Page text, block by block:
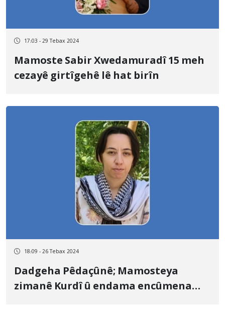
17:03 - 29 Tebax 2024
Mamoste Sabir Xwedamuradî 15 meh
cezayê girtîgehê lê hat birîn
18:09 - 26 Tebax 2024
Dadgeha Pêdaçûnê; Mamosteya
zimanê Kurdî û endama encûmena